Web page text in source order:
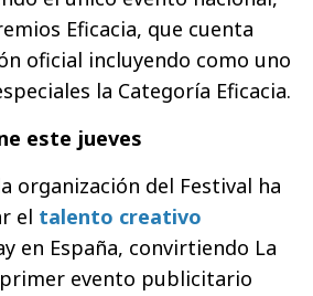
Eficacia, que cuenta
oficial incluyendo como uno
la Categoría Eficacia.
este jueves
organización del Festival ha
el talento creativo
en España, convirtiendo La
primer evento publicitario